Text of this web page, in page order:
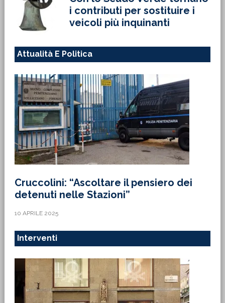
i contributi per sostituire i
veicoli più inquinanti
Attualità E Politica
Cruccolini: “Ascoltare il pensiero dei
detenuti nelle Stazioni”
10 APRILE 2025
Interventi